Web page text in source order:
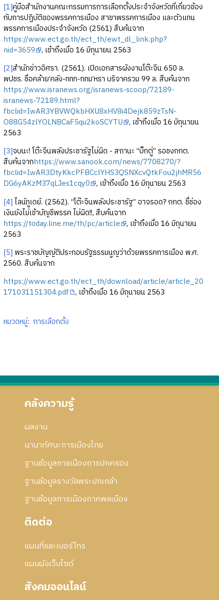
[1]คู่มือสำนักงานคณะกรรมการการเลือกตั้งประจำจังหวัดที่เกี่ยวข้อง
กับการปฏิบัติของพรรคการเมือง สาขาพรรคการเมือง และตัวแทน
พรรคการเมืองประจำจังหวัด (2561) สืบค้นจาก
https://www.ect.go.th/ect_th/ewt_dl_link.php?
nid=3659 , เข้าถึงเมื่อ 16 มิถุนายน 2563
[2]สำนักข่าวอิศรา. (2561). เปิดเอกสารผังงานโต๊ะจีน 650 ล.
พปชร. ชื่อคล้าย‘คลัง-ททท-กทม’หรา บริจาครวม 99 ล. สืบค้นจาก
https://www.isranews.org/isranews-scoop/72189-
isranews-72189.html?
fbclid=IwAR3YBVWQkbHXU8xHV8i4Dejk859zTsN-
O88G54zlYOLNBCaF5qu2koSCYTU , เข้าถึงเมื่อ 16 มิถุนายน
2563
[3]จบนะ! โต๊ะจีนพลังประชารัฐไม่ผิด - สถานะ “บิ๊กตู่” รอชงกกต.
สืบค้นจากhttps://www.sanook.com/news/7708270/?
fbclid=IwAR3DtyKkcPFBCclYHS3QSNXcvQtkFou2jhMR56
DG6yAKzM37qLJes1cqy0 , เข้าถึงเมื่อ 16 มิถุนายน 2563
[4] ไลน์ทูเดย์. (2562). “โต๊ะจีนพลังประชารัฐ” อาจรอด? กกต. ชี้ช่อง
เงินยังไม่เข้าบัญชีพรรค ไม่ผิด!!, สืบค้นจาก
https://today.line.me/th/pc/article , เข้าถึงเมื่อ 16 มิถุนายน
2563
[5] พระราชบัญญัติประกอบรัฐธรรมนูญว่าด้วยพรรคการเมือง พ.ศ.
2560. สืบค้นจาก
https://www.ect.go.th/ect_th/download/article/article_20
171031151304.pdf , เข้าถึงเมื่อ 16 มิถุนายน 2563
หมวดหมู่: การเลือกตั้ง
คลังความรู้
ผลงาน
นานาทัศนะการเมืองไทย
ฐานข้อมูลการเมืองการปกครอง
ฐานข้อมูลรางวัลพระปกเกล้า
ฐานข้อมูลการเมืองภาคพลเมือง
ติดต่อ
แผนที่และเบอร์โทร
แผนผังเว็บไซด์
สังคมออนไลน์